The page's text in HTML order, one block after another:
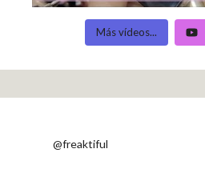
Más vídeos...
@freaktiful